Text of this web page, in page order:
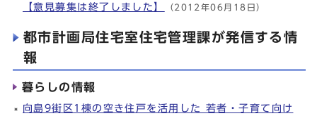
【意見募集は終了しました】
（2012年06月18日）
都市計画局住宅室住宅管理課が発信する情
報
暮らしの情報
向島9街区1棟の空き住戸を活用した 若者・子育て向け